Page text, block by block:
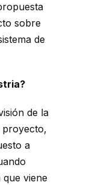
sobre
de
de la
proyecto,
a
viene